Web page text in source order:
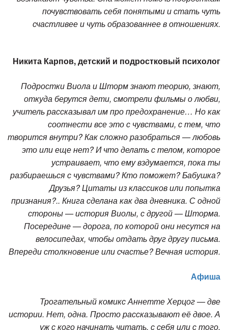
почувствовать себя понятыми и стать чуть
счастливее и чуть образованнее в отношениях.
Никита Карпов,детский и подростковый психолог
Подростки Виола и Шторм знают теорию, знают,
откуда берутся дети, смотрели фильмы о любви,
учитель рассказывал им про предохранение… Но как
соотнести все это с чувствами, с тем, что
творится внутри? Как сложно разобраться — любовь
это или еще нет? И что делать с телом, которое
устраивает, что ему вздумается, пока ты
разбираешься с чувствами? Кто поможет? Бабушка?
Друзья? Цитаты из классиков или попытка
признания?.. Книга сделана как два дневника. С одной
стороны — история Виолы, с другой — Шторма.
Посередине — дорога, по которой они несутся на
велосипедах, чтобы отдать друг другу письма.
Впереди столкновение или счастье? Вечная история.
Афиша
Трогательный комикс Аннетте Херцог — две
истории. Нет, одна. Просто рассказывают её двое. А
уж с кого начинать читать, с себя или с того,